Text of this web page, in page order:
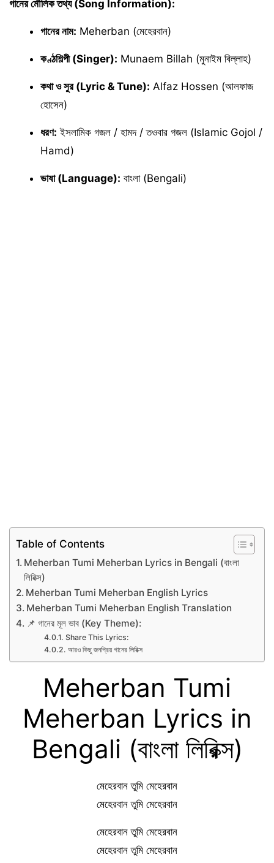
গানের মৌলিক তথ্য (Song Information):
গানের নাম: Meherban (মেহেরবান)
কণ্ঠশিল্পী (Singer): Munaem Billah (মুনাইম বিল্লাহ)
কথা ও সুর (Lyric & Tune): Alfaz Hossen (আলফাজ
হোসেন)
ধরণ: ইসলামিক গজল / হামদ / তওবার গজল (Islamic Gojol /
Hamd)
ভাষা (Language): বাংলা (Bengali)
Table of Contents
Meherban Tumi Meherban Lyrics in Bengali (বাংলা
লিরিক্স)
Meherban Tumi Meherban English Lyrics
Meherban Tumi Meherban English Translation
📌 গানের মূল ভাব (Key Theme):
Share This Lyrics:
আরও কিছু জনপ্রিয় গানের লিরিক্স
Meherban Tumi
Meherban Lyrics in
Bengali (বাংলা লিরিক্স)
মেহেরবান তুমি মেহেরবান
মেহেরবান তুমি মেহেরবান
মেহেরবান তুমি মেহেরবান
মেহেরবান তুমি মেহেরবান